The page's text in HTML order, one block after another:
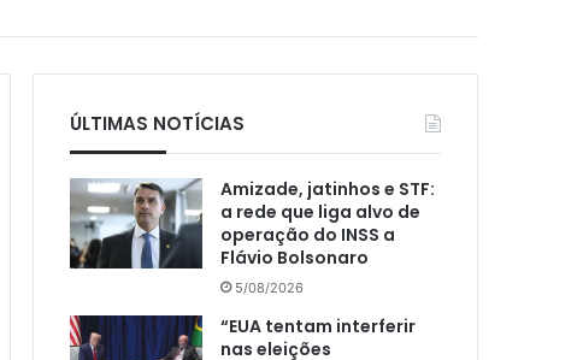
ÚLTIMAS NOTÍCIAS
Amizade, jatinhos e STF:
a rede que liga alvo de
operação do INSS a
Flávio Bolsonaro
5/08/2026
“EUA tentam interferir
nas eleições